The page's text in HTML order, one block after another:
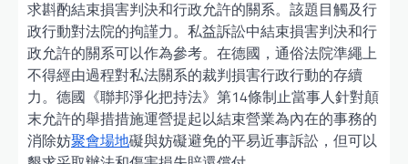
求斟酌結束損害判決和行政允許的關系。該題目觸及行
政行動對法院的拘謹力。私益訴訟中結束損害判決和行
政允許的關系可以作為參考。在德國，通俗法院準繩上
不得經由過程對私法關系的裁判損害行政行動的存續
力。德國《聯邦淨化把持法》第14條制止當事人針對顛
末允許的舉措措施運營提起以結束營業為內在的事務的
消除妨聚會場地礙與妨礙避免的平易近事訴訟，但可以